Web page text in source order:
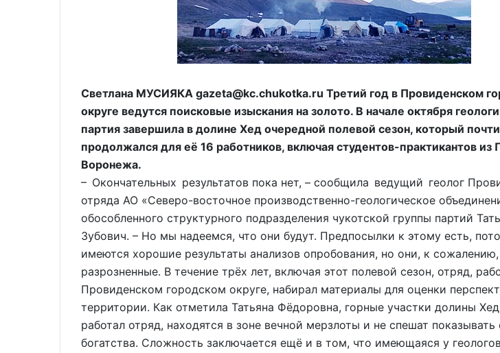
Светлана МУСИЯКА gazeta@kc.chukotka.ru Третий год в Провиденском
округе ведутся поисковые изыскания на золото. В начале октября
партия завершила в долине Хед очередной полевой сезон, который
продолжался для её 16 работников, включая студентов-практикантов из
Воронежа.
– Окончательных результатов пока нет, – сообщила ведущий геолог
отряда АО «Северо-восточное производственно-геологическое
обособленного структурного подразделения чукотской группы партий
Зубович. – Но мы надеемся, что они будут. Предпосылки к этому есть,
имеются хорошие результаты анализов опробования, но они, к
разрозненные. В течение трёх лет, включая этот полевой сезон, отряд,
Провиденском городском округе, набирал материалы для оценки
территории. Как отметила Татьяна Фёдоровна, горные участки долины
работал отряд, находятся в зоне вечной мерзлоты и не спешат показывать
богатства. Сложность заключается ещё и в том, что имеющаяся у